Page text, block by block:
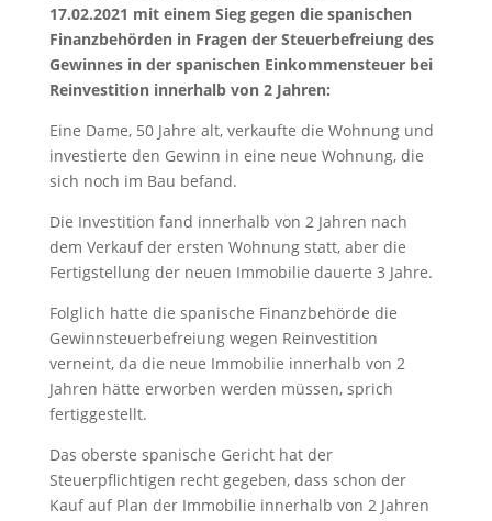
17.02.2021 mit einem Sieg gegen die spanischen
Finanzbehörden in Fragen der Steuerbefreiung des
Gewinnes in der spanischen Einkommensteuer bei
Reinvestition innerhalb von 2 Jahren:
Eine Dame, 50 Jahre alt, verkaufte die Wohnung und
investierte den Gewinn in eine neue Wohnung, die
sich noch im Bau befand.
Die Investition fand innerhalb von 2 Jahren nach
dem Verkauf der ersten Wohnung statt, aber die
Fertigstellung der neuen Immobilie dauerte 3 Jahre.
Folglich hatte die spanische Finanzbehörde die
Gewinnsteuerbefreiung wegen Reinvestition
verneint, da die neue Immobilie innerhalb von 2
Jahren hätte erworben werden müssen, sprich
fertiggestellt.
Das oberste spanische Gericht hat der
Steuerpflichtigen recht gegeben, dass schon der
Kauf auf Plan der Immobilie innerhalb von 2 Jahren
Legalium | Recht und Steuern Spanien